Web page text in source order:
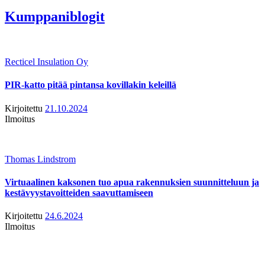
Kumppaniblogit
Recticel Insulation Oy
PIR-katto pitää pintansa kovillakin keleillä
Kirjoitettu 21.10.2024
Ilmoitus
Thomas Lindstrom
Virtuaalinen kaksonen tuo apua rakennuksien suunnitteluun ja
kestävyystavoitteiden saavuttamiseen
Kirjoitettu 24.6.2024
Ilmoitus